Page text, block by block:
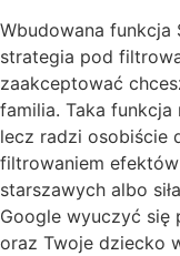
Wbudowana funkcja
strategia pod
zaakceptować
familia. Taka
lecz radzi osobiście
filtrowaniem
starszawych albo
Google wyuczyć się
oraz Twoje dziecko